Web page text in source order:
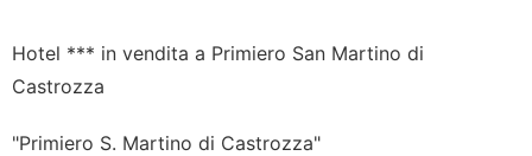
Hotel *** in vendita a Primiero San Martino di
Castrozza
"Primiero S. Martino di Castrozza"